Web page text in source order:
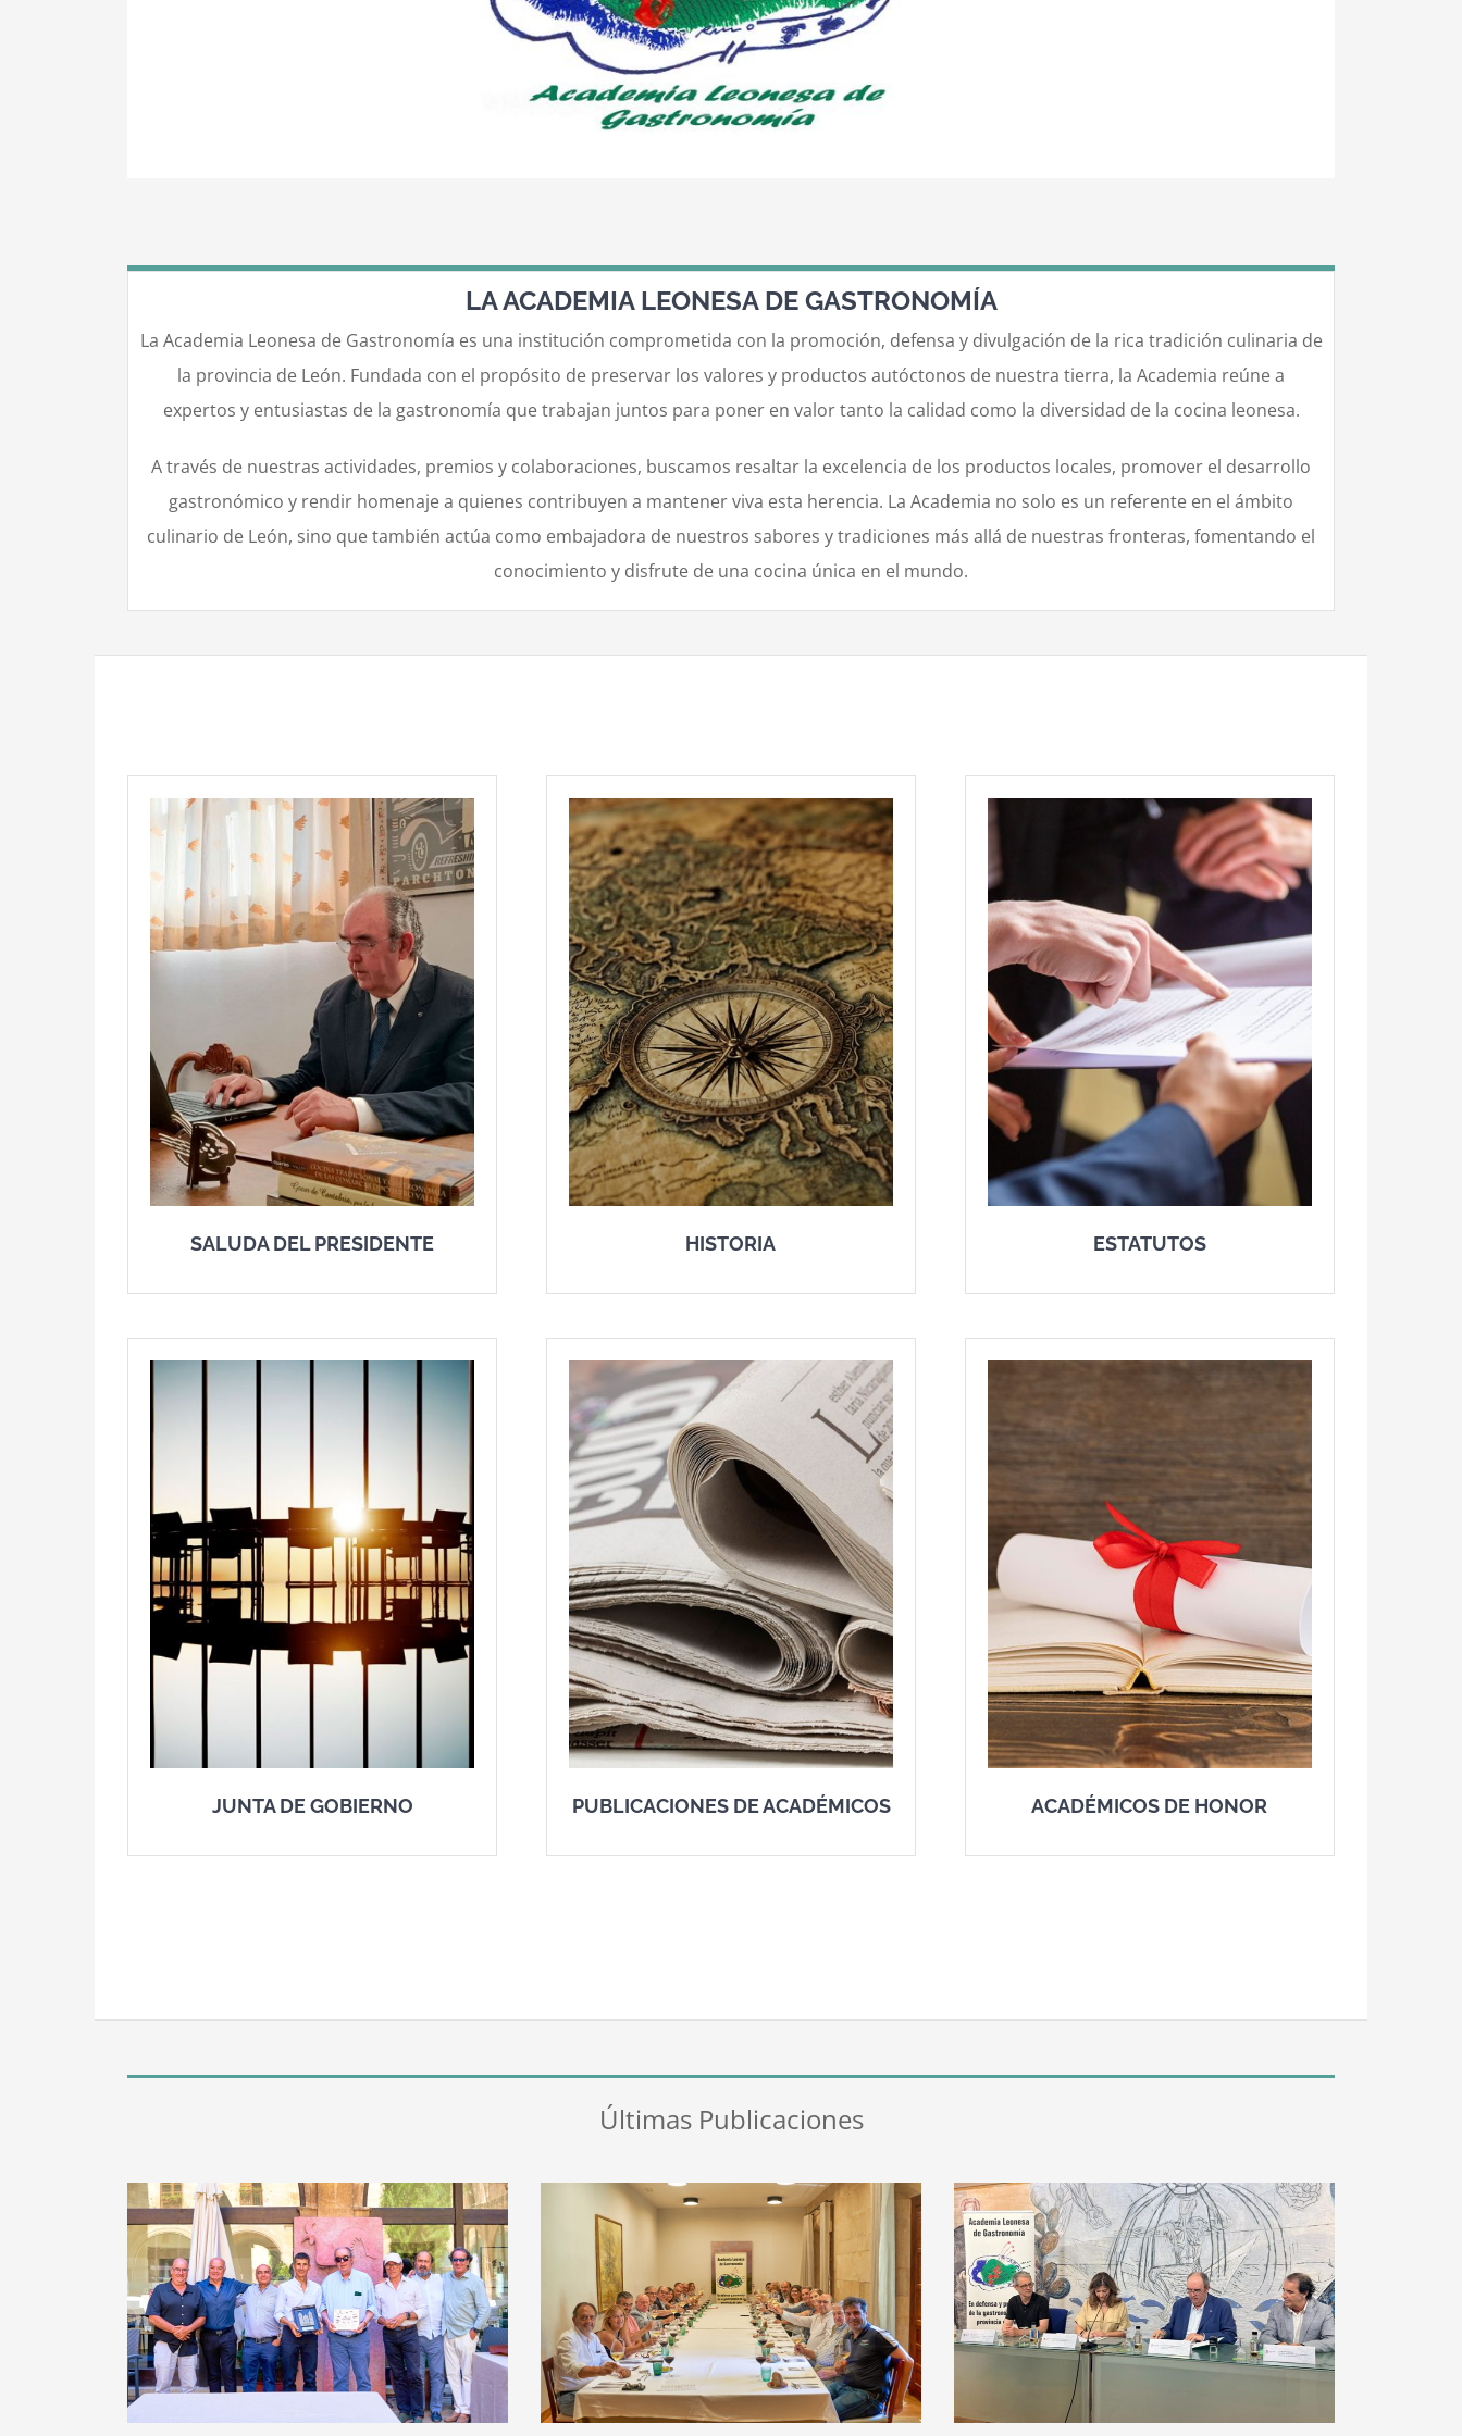
LA ACADEMIA LEONESA DE GASTRONOMÍA
La Academia Leonesa de Gastronomía es una institución comprometida con la promoción, defensa y divulgación de la rica tradición culinaria de
la provincia de León. Fundada con el propósito de preservar los valores y productos autóctonos de nuestra tierra, la Academia reúne a
expertos y entusiastas de la gastronomía que trabajan juntos para poner en valor tanto la calidad como la diversidad de la cocina leonesa.
A través de nuestras actividades, premios y colaboraciones, buscamos resaltar la excelencia de los productos locales, promover el desarrollo
gastronómico y rendir homenaje a quienes contribuyen a mantener viva esta herencia. La Academia no solo es un referente en el ámbito
culinario de León, sino que también actúa como embajadora de nuestros sabores y tradiciones más allá de nuestras fronteras, fomentando el
conocimiento y disfrute de una cocina única en el mundo.
SALUDA DEL PRESIDENTE HISTORIA ESTATUTOS
JUNTA DE GOBIERNO PUBLICACIONES DE ACADÉMICOS ACADÉMICOS DE HONOR
Últimas Publicaciones